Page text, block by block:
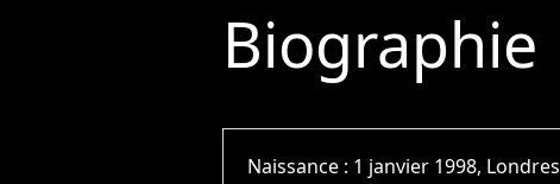
Biographie
Naissance : 1 janvier 1998, Londres